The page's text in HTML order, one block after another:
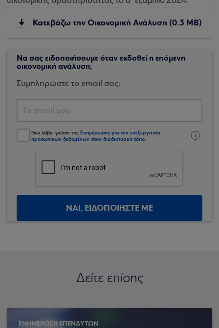
Κατεβάζω την Οικονομική Ανάλυση (0.3 MB)
Να σας ειδοποιήσουμε όταν εκδοθεί η επόμενη
οικονομική ανάλυση;
Συμπληρώστε το email σας:
Έχω λάβει γνώση της Ενημέρωσης για την επεξεργασία
προσωπικών δεδομένων στον διαδικτυακό τόπο.
ΝΑΙ, ΕΙΔΟΠΟΙΗΣΤΕ ΜΕ
Δείτε επίσης
ΕΝΗΜΕΡΩΣΗ ΕΠΕΝΔΥΤΩΝ